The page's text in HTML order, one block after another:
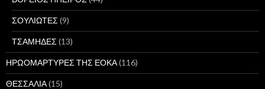
ΣΟΥΛΙΩΤΕΣ (9)
ΤΣΑΜΗΔΕΣ (13)
ΗΡΩΟΜΑΡΤΥΡΕΣ ΤΗΣ ΕΟΚΑ(116)
ΘΕΣΣΑΛΙΑ(15)